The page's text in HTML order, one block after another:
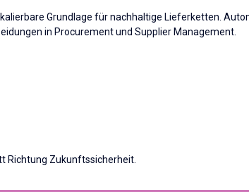
Grundlage für nachhaltige Lieferketten.
in Procurement und Supplier Management.
Richtung Zukunftssicherheit.